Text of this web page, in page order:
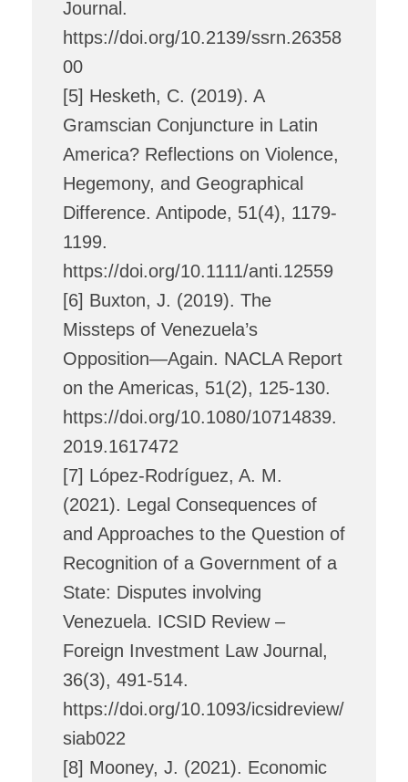
Journal.
https://doi.org/10.2139/ssrn.26358
00
[5] Hesketh, C. (2019). A
Gramscian Conjuncture in Latin
America? Reflections on Violence,
Hegemony, and Geographical
Difference. Antipode, 51(4), 1179-
1199.
https://doi.org/10.1111/anti.12559
[6] Buxton, J. (2019). The
Missteps of Venezuela’s
Opposition—Again. NACLA Report
on the Americas, 51(2), 125-130.
https://doi.org/10.1080/10714839.
2019.1617472
[7] López-Rodríguez, A. M.
(2021). Legal Consequences of
and Approaches to the Question of
Recognition of a Government of a
State: Disputes involving
Venezuela. ICSID Review –
Foreign Investment Law Journal,
36(3), 491-514.
https://doi.org/10.1093/icsidreview/
siab022
[8] Mooney, J. (2021). Economic